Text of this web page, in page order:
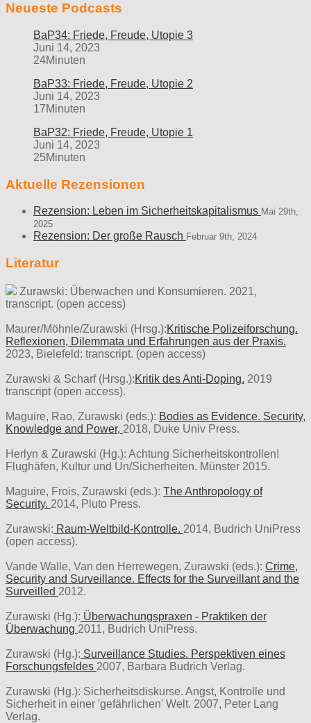
Neueste Podcasts
BaP34: Friede, Freude, Utopie 3
Juni 14, 2023
24Minuten
BaP33: Friede, Freude, Utopie 2
Juni 14, 2023
17Minuten
BaP32: Friede, Freude, Utopie 1
Juni 14, 2023
25Minuten
Aktuelle Rezensionen
Rezension: Leben im Sicherheitskapitalismus Mai 29th,
2025
Rezension: Der große Rausch Februar 9th, 2024
Literatur
Zurawski: Überwachen und Konsumieren. 2021,
transcript. (open access)
Maurer/Möhnle/Zurawski (Hrsg.):Kritische Polizeiforschung.
Reflexionen, Dilemmata und Erfahrungen aus der Praxis.
2023, Bielefeld: transcript. (open access)
Zurawski & Scharf (Hrsg.):Kritik des Anti-Doping. 2019
transcript (open access).
Maguire, Rao, Zurawski (eds.): Bodies as Evidence. Security,
Knowledge and Power, 2018, Duke Univ Press.
Herlyn & Zurawski (Hg.): Achtung Sicherheitskontrollen!
Flughäfen, Kultur und Un/Sicherheiten. Münster 2015.
Maguire, Frois, Zurawski (eds.): The Anthropology of
Security. 2014, Pluto Press.
Zurawski: Raum-Weltbild-Kontrolle. 2014, Budrich UniPress
(open access).
Vande Walle, Van den Herrewegen, Zurawski (eds.): Crime,
Security and Surveillance. Effects for the Surveillant and the
Surveilled 2012.
Zurawski (Hg.): Überwachungspraxen - Praktiken der
Überwachung 2011, Budrich UniPress.
Zurawski (Hg.): Surveillance Studies. Perspektiven eines
Forschungsfeldes 2007, Barbara Budrich Verlag.
Zurawski (Hg.): Sicherheitsdiskurse. Angst, Kontrolle und
Sicherheit in einer 'gefährlichen' Welt. 2007, Peter Lang
Verlag.